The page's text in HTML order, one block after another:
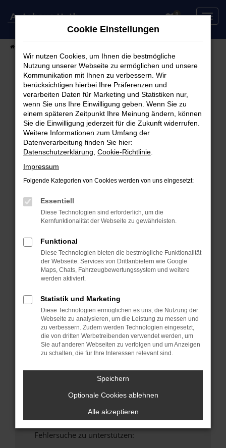
Zum
0
Fehler: Network Error
Beim Laden ist ein Fehler aufgetreten.
Hier sind ein paar Tipps, die dir helfen können:
Überprüfe deine Firewall und deine
Internetverbindung.
Laden andere Webseiten, zum Beispiel deine
Manche Erweiterungen, wie Werbeblocker,
können das Laden bestimmter Seiten
verhindern. Funktioniert die Seite in einem
Fenster?
Starte dein Gerät neu.
Das kann manchmal helfen, vorübergehende
Probleme zu beheben.
Stelle sicher, dass dein Browser und dein
Betriebssystem auf dem neuesten Stand
sind.
Veraltete Software birgt nicht nur ein
Sicherheitsrisiko, sondern kann auch dazu
führen, dass bestimmte Funktionen nicht mehr
Wende dich an den Webseitenbetreiber.
Wenn du alle oben genannten Schritte versucht
hast, kontaktiere uns bitte. Wir werden
versuchen, das Problem zu beheben. Du kannst
uns diesen Text schicken, um uns bei der
Fehlersuche zu unterstützen:
Cookie Einstellungen
Wir nutzen Cookies, um Ihnen die bestmögliche
Nutzung unserer Webseite zu ermöglichen und unsere
Kommunikation mit Ihnen zu verbessern. Wir
berücksichtigen hierbei Ihre Präferenzen und
verarbeiten Daten für Marketing und Statistiken nur,
wenn Sie uns Ihre Einwilligung geben. Wenn Sie zu
einem späteren Zeitpunkt Ihre Meinung ändern, können
Sie die Einwilligung jederzeit für die Zukunft widerrufen.
Weitere Informationen zum Umfang der
Datenverarbeitung finden Sie hier:
Datenschutzerklärung Cookie-Richtlinie
Impressum
Folgende Kategorien von Cookies werden von uns eingesetzt:
Essentiell
Diese Technologien sind erforderlich, um die
Kernfunktionalität der Webseite zu gewährleisten.
Funktional
Diese Technologien bieten die bestmögliche Funktionalität
der Webseite. Services von Drittanbietern wie Google
Maps, Chats, Fahrzeugbewertungssystem und weitere
werden aktiviert.
Statistik und Marketing
Diese Technologien ermöglichen es uns, die Nutzung der
Webseite zu analysieren, um die Leistung zu messen und
zu verbessern. Zudem werden Technologien eingesetzt,
die von dritten Werbetreibenden verwendet werden, um
Sie auf anderen Webseiten zu verfolgen und um Anzeigen
zu schalten, die für Ihre Interessen relevant sind.
Speichern
Optionale Cookies ablehnen
Alle akzeptieren